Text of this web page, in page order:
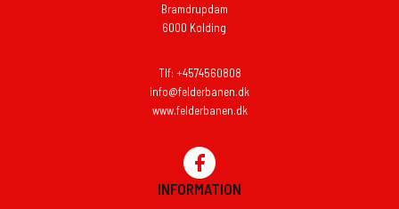
Bramdrupdam
6000 Kolding
Tlf: +4574560808
info@felderbanen.dk
www.felderbanen.dk
INFORMATION